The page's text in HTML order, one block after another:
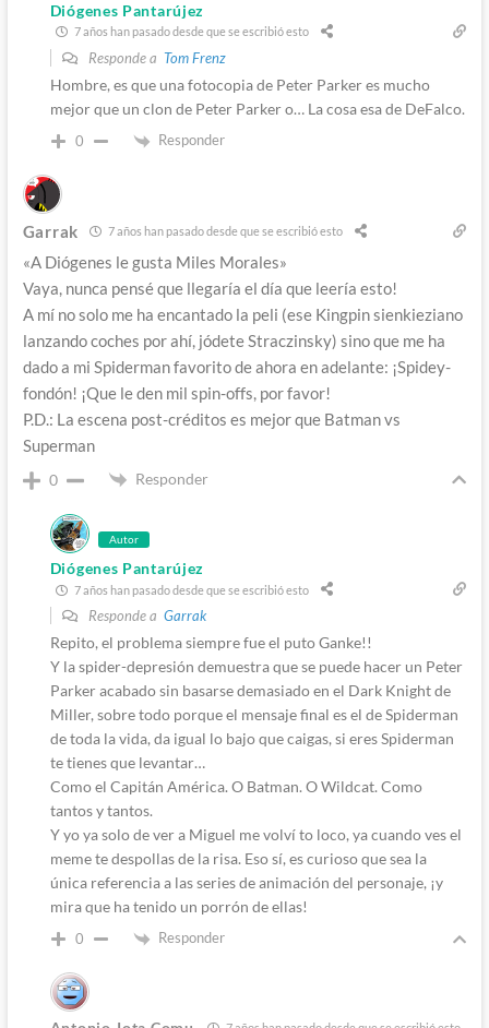
Diógenes Pantarújez
7 años han pasado desde que se escribió esto
Responde a Tom Frenz
Hombre, es que una fotocopia de Peter Parker es mucho
mejor que un clon de Peter Parker o… La cosa esa de DeFalco.
0 Responder
Garrak 7 años han pasado desde que se escribió esto
«A Diógenes le gusta Miles Morales»
Vaya, nunca pensé que llegaría el día que leería esto!
A mí no solo me ha encantado la peli (ese Kingpin sienkieziano
lanzando coches por ahí, jódete Straczinsky) sino que me ha
dado a mi Spiderman favorito de ahora en adelante: ¡Spidey-
fondón! ¡Que le den mil spin-offs, por favor!
P.D.: La escena post-créditos es mejor que Batman vs
Superman
0 Responder
Autor
Diógenes Pantarújez
7 años han pasado desde que se escribió esto
Responde a Garrak
Repito, el problema siempre fue el puto Ganke!!
Y la spider-depresión demuestra que se puede hacer un Peter
Parker acabado sin basarse demasiado en el Dark Knight de
Miller, sobre todo porque el mensaje final es el de Spiderman
de toda la vida, da igual lo bajo que caigas, si eres Spiderman
te tienes que levantar…
Como el Capitán América. O Batman. O Wildcat. Como
tantos y tantos.
Y yo ya solo de ver a Miguel me volví to loco, ya cuando ves el
meme te despollas de la risa. Eso sí, es curioso que sea la
única referencia a las series de animación del personaje, ¡y
mira que ha tenido un porrón de ellas!
0 Responder